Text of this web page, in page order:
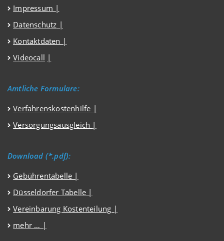
Impressum |
Datenschutz |
Kontaktdaten |
Videocall |
Amtliche Formulare:
Verfahrenskostenhilfe |
Versorgungsausgleich |
Download (*.pdf):
Gebührentabelle |
Düsseldorfer Tabelle |
Vereinbarung Kostenteilung |
mehr … |